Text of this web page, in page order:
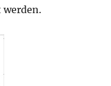
werden.